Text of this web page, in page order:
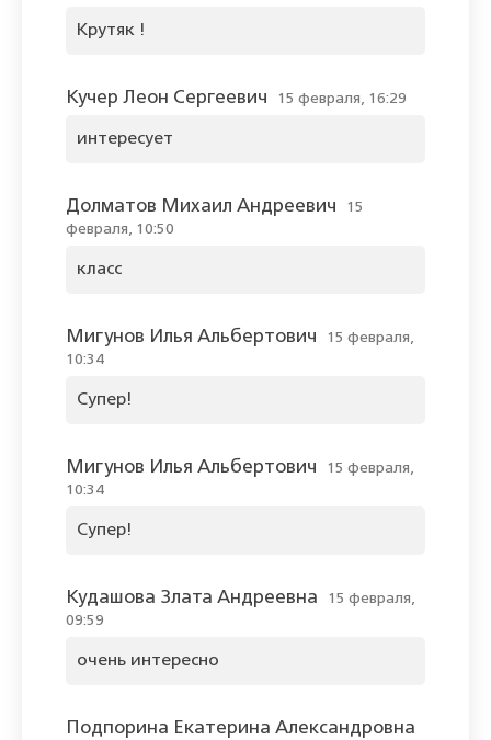
Крутяк !
Кучер Леон Сергеевич 15 февраля, 16:29
интересует
Долматов Михаил Андреевич
15
февраля, 10:50
класс
Мигунов Илья Альбертович
15 февраля,
10:34
Супер!
Мигунов Илья Альбертович
15 февраля,
10:34
Супер!
Кудашова Злата Андреевна
15 февраля,
09:59
очень интересно
Подпорина Екатерина Александровна